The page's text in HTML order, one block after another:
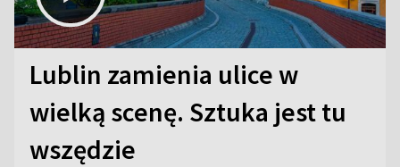
Lublin zamienia ulice w
wielką scenę. Sztuka jest tu
wszędzie